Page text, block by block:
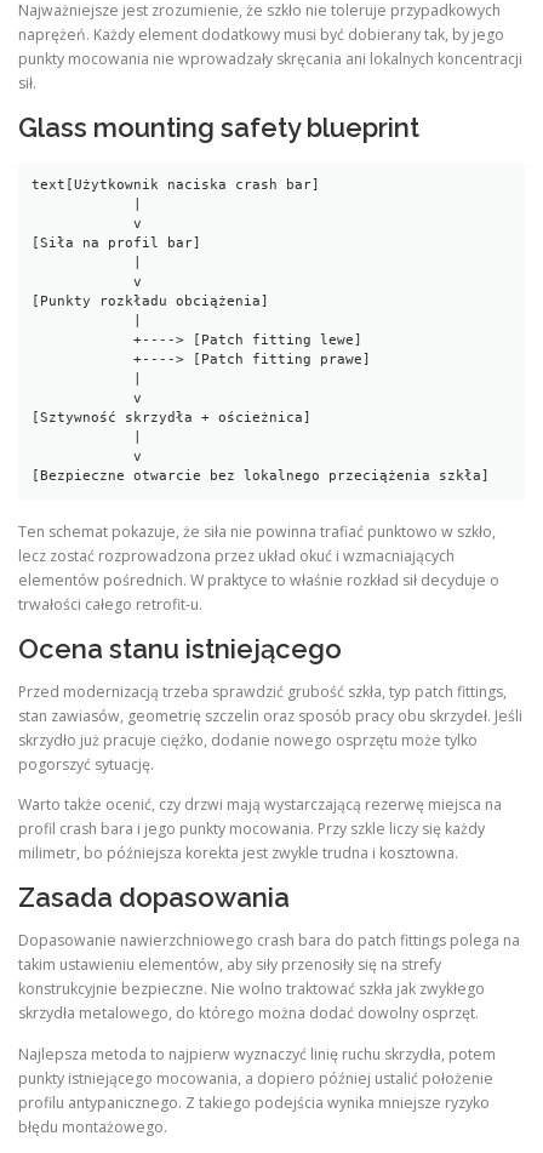
Najważniejsze jest zrozumienie, że szkło nie toleruje przypadkowych
naprężeń. Każdy element dodatkowy musi być dobierany tak, by jego
punkty mocowania nie wprowadzały skręcania ani lokalnych koncentracji
sił.
Glass mounting safety blueprint
text [Użytkownik naciska crash bar]
            v
[Siła na profil bar]
            v
[Punkty rozkładu obciążenia]
            +----> [Patch fitting lewe]
            +----> [Patch fitting prawe]
            v
[Sztywność skrzydła + ościeżnica]
            v
[Bezpieczne otwarcie bez lokalnego przeciążenia szkła]
Ten schemat pokazuje, że siła nie powinna trafiać punktowo w szkło,
lecz zostać rozprowadzona przez układ okuć i wzmacniających
elementów pośrednich. W praktyce to właśnie rozkład sił decyduje o
trwałości całego retrofit-u.
Ocena stanu istniejącego
Przed modernizacją trzeba sprawdzić grubość szkła, typ patch fittings,
stan zawiasów, geometrię szczelin oraz sposób pracy obu skrzydeł. Jeśli
skrzydło już pracuje ciężko, dodanie nowego osprzętu może tylko
pogorszyć sytuację.
Warto także ocenić, czy drzwi mają wystarczającą rezerwę miejsca na
profil crash bara i jego punkty mocowania. Przy szkle liczy się każdy
milimetr, bo późniejsza korekta jest zwykle trudna i kosztowna.
Zasada dopasowania
Dopasowanie nawierzchniowego crash bara do patch fittings polega na
takim ustawieniu elementów, aby siły przenosiły się na strefy
konstrukcyjnie bezpieczne. Nie wolno traktować szkła jak zwykłego
skrzydła metalowego, do którego można dodać dowolny osprzęt.
Najlepsza metoda to najpierw wyznaczyć linię ruchu skrzydła, potem
punkty istniejącego mocowania, a dopiero później ustalić położenie
profilu antypanicznego. Z takiego podejścia wynika mniejsze ryzyko
błędu montażowego.